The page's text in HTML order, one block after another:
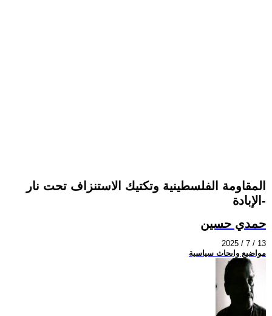
المقاومة الفلسطينية وتكتيك الاستنزاف تحت نار
الإبادة-
حمدي حسين
2025 / 7 / 13
مواضيع وابحاث سياسية